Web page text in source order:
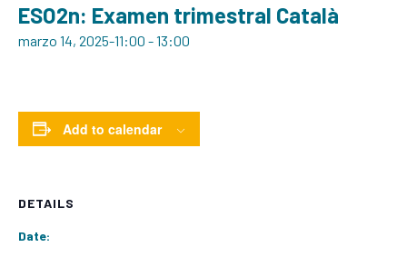
ESO2n: Examen trimestral Català
marzo 14, 2025-11:00 -13:00
Add to calendar
DETAILS
Date: